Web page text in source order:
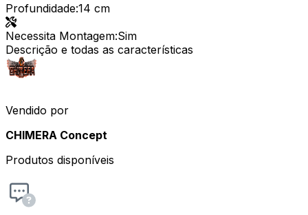
Profundidade:14 cm
Necessita Montagem:Sim
Descrição e todas as características
Vendido por
CHIMERA Concept
Produtos disponíveis